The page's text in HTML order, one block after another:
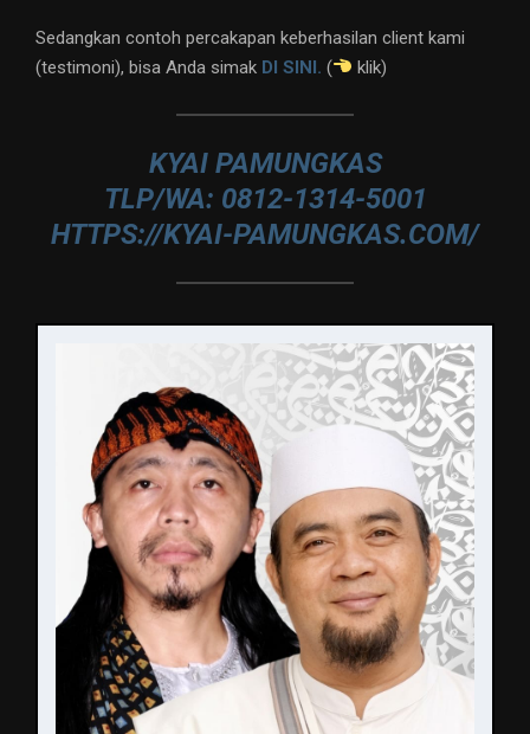
Sedangkan contoh percakapan keberhasilan client kami
(testimoni), bisa Anda simak DI SINI. ( klik)
KYAI PAMUNGKAS
TLP/WA: 0812-1314-5001
HTTPS://KYAI-PAMUNGKAS.COM/